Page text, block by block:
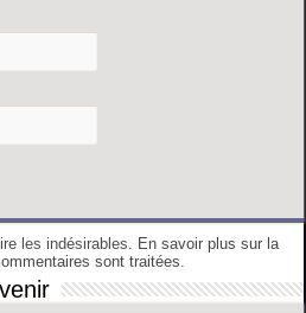
les indésirables. En savoir plus sur la
sont traitées.